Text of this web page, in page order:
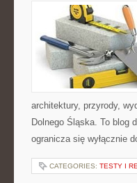
architektury, przyrody,
Dolnego Śląska. To blog
ogranicza się wyłącznie
CATEGORIES: TESTY I